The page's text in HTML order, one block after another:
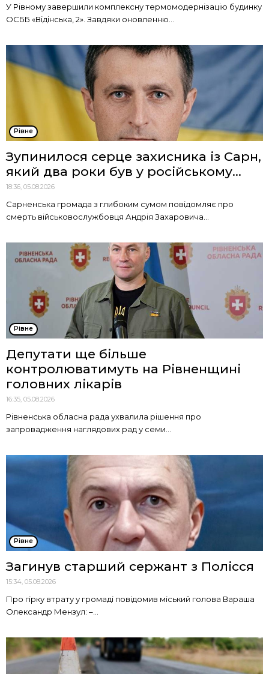
У Рівному завершили комплексну термомодернізацію будинку
ОСББ «Відінська, 2». Завдяки оновленню...
Рівне
Зупинилося серце захисника із Сарн,
який два роки був у російському...
18:36, 05.08.2026
Сарненська громада з глибоким сумом повідомляє про
смерть військовослужбовця Андрія Захаровича...
Рівне
Депутати ще більше
контролюватимуть на Рівненщині
головних лікарів
16:35, 05.08.2026
Рівненська обласна рада ухвалила рішення про
запровадження наглядових рад у семи...
Рівне
Загинув старший сержант з Полісся
15:34, 05.08.2026
Про гірку втрату у громаді повідомив міський голова Вараша
Олександр Мензул: –...